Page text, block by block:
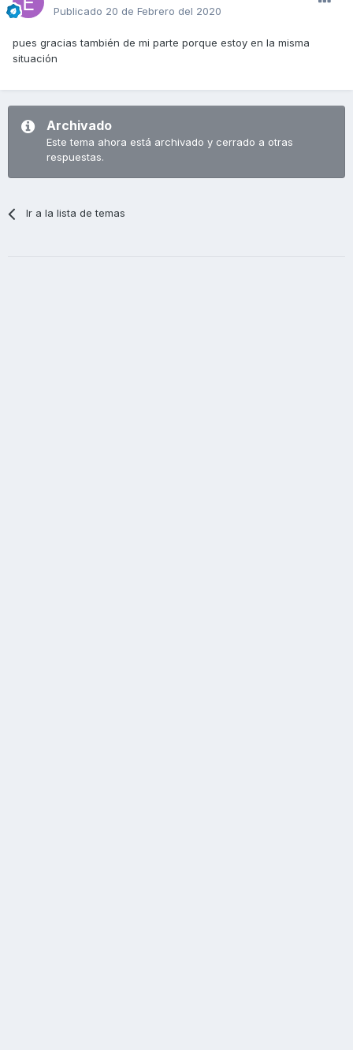
Publicado 20 de Febrero del 2020
pues gracias también de mi parte porque estoy en la misma
situación
Archivado
Este tema ahora está archivado y cerrado a otras
respuestas.
Ir a la lista de temas